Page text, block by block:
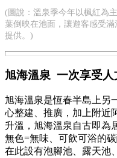
(圖說：溫泉季今年以楓紅為
葉倒映在池面，讓遊客感受
提供。)
旭海溫泉 一次享受
旭海溫泉是恆春半島上另
心整建、推廣，加上附近
升溫，旭海溫泉自古即為
無色=無味、可飲可浴的
在此設有泡腳池、露天池